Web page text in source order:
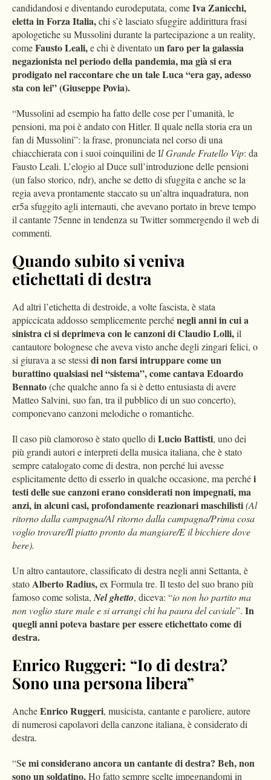
candidandosi e diventando eurodeputata, comeIva Zanicchi,
eletta in Forza Italia,chi s’è lasciato sfuggire addirittura frasi
apologetiche su Mussolini durante la partecipazione a un reality,
comeFausto Leali,e chi è diventato un faro per la galassia
negazionista nel periodo della pandemia, ma già si era
prodigato nel raccontare che un tale Luca “era gay, adesso
sta con lei” (Giuseppe Povia).
“Mussolini ad esempio ha fatto delle cose per l’umanità, le
pensioni, ma poi è andato con Hitler. Il quale nella storia era un
fan di Mussolini”: la frase, pronunciata nel corso di una
chiacchierata con i suoi coinquilini de Il Grande Fratello Vip: da
Fausto Leali. L’elogio al Duce sull’introduzione delle pensioni
(un falso storico, ndr), anche se detto di sfuggita e anche se la
regia aveva prontamente staccato su un’altra inquadratura, non
er5a sfuggito agli internauti, che avevano portato in breve tempo
il cantante 75enne in tendenza su Twitter sommergendo il web di
commenti.
Quando subito si veniva
etichettati di destra
Ad altri l’etichetta di destroide, a volte fascista, è stata
appiccicata addosso semplicemente perchénegli anni in cui a
sinistra ci si deprimeva con le canzoni di Claudio Lolli,il
cantautore bolognese che aveva visto anche degli zingari felici, o
si giurava a se stessidi non farsi intruppare come un
burattino qualsiasi nel “sistema”, come cantava Edoardo
Bennato(che qualche anno fa si è detto entusiasta di avere
Matteo Salvini, suo fan, tra il pubblico di un suo concerto),
componevano canzoni melodiche o romantiche.
Il caso più clamoroso è stato quello diLucio Battisti, uno dei
più grandi autori e interpreti della musica italiana, che è stato
sempre catalogato come di destra, non perché lui avesse
esplicitamente detto di esserlo in qualche occasione, ma perchéi
testi delle sue canzoni erano considerati non impegnati, ma
anzi, in alcuni casi, profondamente reazionari maschilisti(Al
ritorno dalla campagna/Al ritorno dalla campagna/Prima cosa
voglio trovare/Il piatto pronto da mangiare/E il bicchiere dove
bere).
Un altro cantautore, classificato di destra negli anni Settanta, è
statoAlberto Radius,ex Formula tre. Il testo del suo brano più
famoso come solista,Nel ghetto, diceva: “io non ho partito ma
non voglio stare male e si arrangi chi ha paura del caviale”. In
quegli anni poteva bastare per essere etichettato come di
destra.
Enrico Ruggeri: “Io di destra?
Sono una persona libera”
AncheEnrico Ruggeri, musicista, cantante e paroliere, autore
di numerosi capolavori della canzone italiana, è considerato di
destra.
“Se mi considerano ancora un cantante di destra? Beh, non
sono un soldatino.Ho fatto sempre scelte impegnandomi in